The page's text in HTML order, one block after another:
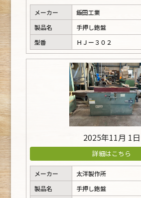
メーカー
飯田工業
製品名
手押し鉋盤
型番
ＨＪー３０２
2025年11月 1日
詳細はこちら
メーカー
太洋製作所
製品名
手押し鉋盤